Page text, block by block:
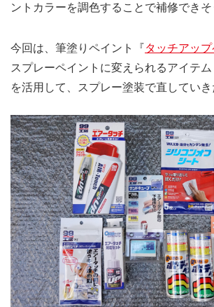
ントカラーを調色することで補修できそ
今回は、筆塗りペイント『タッチアップ
スプレーペイントに変えられるアイテム
を活用して、スプレー塗装で直していき